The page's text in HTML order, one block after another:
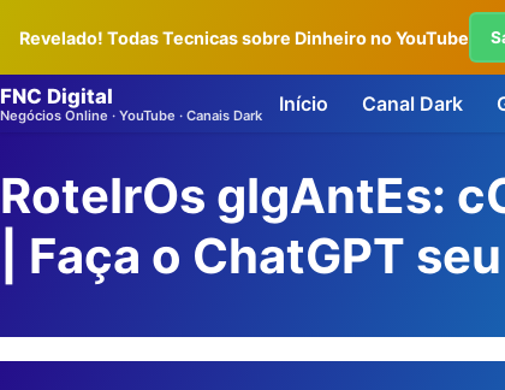
Revelado! Todas Tecnicas sobre Dinheiro no YouTube
FNC Digital
Negócios Online · YouTube · Canais Dark Início Canal Dark
RoteIrOs gIgAntEs:
| Faça o ChatGPT